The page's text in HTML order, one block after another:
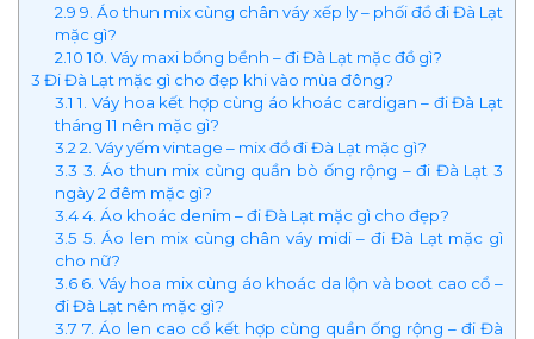
2.9 9. Áo thun mix cùng chân váy xếp ly – phối đồ đi Đà Lạt
mặc gì?
2.1010. Váy maxi bồng bềnh – đi Đà Lạt mặc đồ gì?
3 Đi Đà Lạt mặc gì cho đẹp khi vào mùa đông?
3.1 1. Váy hoa kết hợp cùng áo khoác cardigan – đi Đà Lạt
tháng 11 nên mặc gì?
3.2 2. Váy yếm vintage – mix đồ đi Đà Lạt mặc gì?
3.3 3. Áo thun mix cùng quần bò ống rộng – đi Đà Lạt 3
ngày 2 đêm mặc gì?
3.44. Áo khoác denim – đi Đà Lạt mặc gì cho đẹp?
3.5 5. Áo len mix cùng chân váy midi – đi Đà Lạt mặc gì
cho nữ?
3.66. Váy hoa mix cùng áo khoác da lộn và boot cao cổ –
đi Đà Lạt nên mặc gì?
3.7 7. Áo len cao cổ kết hợp cùng quần ống rộng – đi Đà